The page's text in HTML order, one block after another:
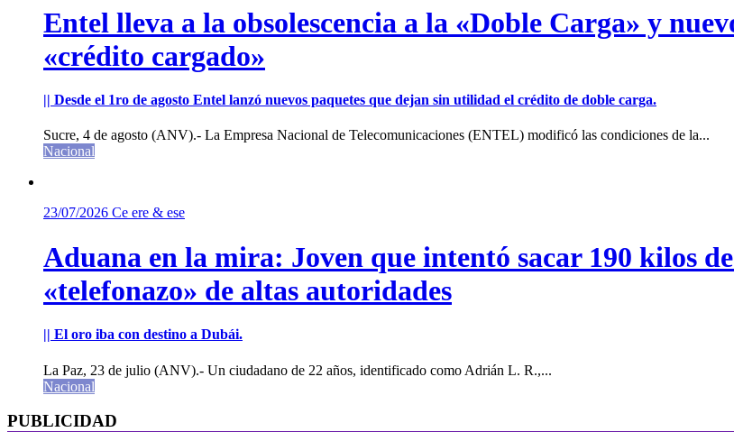
Entel lleva a la obsolescencia a la «Doble Carga» y
«crédito cargado»
|| Desde el 1ro de agosto Entel lanzó nuevos paquetes que dejan sin utilidad el crédito de doble carga.
Sucre, 4 de agosto (ANV).- La Empresa Nacional de Telecomunicaciones (ENTEL) modificó las condiciones de la...
Nacional
23/07/2026 Ce ere & ese
Aduana en la mira: Joven que intentó sacar 190 kilos
«telefonazo» de altas autoridades
|| El oro iba con destino a Dubái.
La Paz, 23 de julio (ANV).- Un ciudadano de 22 años, identificado como Adrián L. R.,...
Nacional
PUBLICIDAD